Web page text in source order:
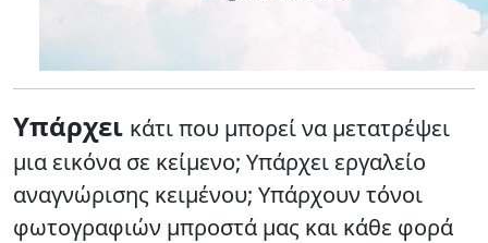
Υπάρχει κάτι που μπορεί να μετατρέψει
μια εικόνα σε κείμενο; Υπάρχει εργαλείο
αναγνώρισης κειμένου; Υπάρχουν τόνοι
φωτογραφιών μπροστά μας και κάθε φορά